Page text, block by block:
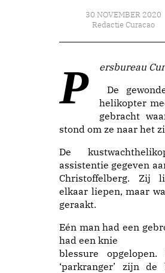
30 NOVEMBER 2020
Redactie Curacao
Persbureau
De
helikopter
gebracht
stond om ze naar het
De
assistentie gegeven
Christoffelberg. Zij
elkaar liepen, maar
geraakt.
Eén man had een
had een knie
blessure
‘parkranger’ zijn